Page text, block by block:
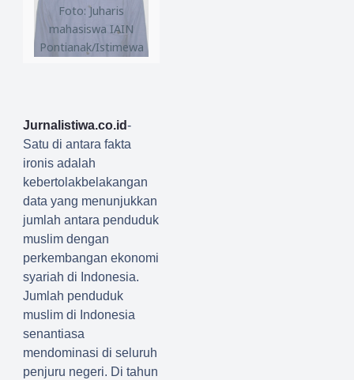
Foto: Juharis
mahasiswa IAIN
Pontianak/Istimewa
Jurnalistiwa.co.id-
Satu di antara fakta
ironis adalah
kebertolakbelakangan
data yang menunjukkan
jumlah antara penduduk
muslim dengan
perkembangan ekonomi
syariah di Indonesia.
Jumlah penduduk
muslim di Indonesia
senantiasa
mendominasi di seluruh
penjuru negeri. Di tahun